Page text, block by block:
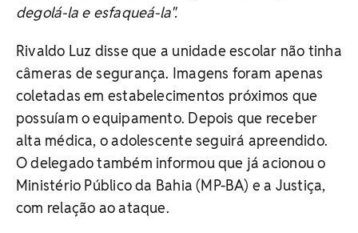
degolá-la e esfaqueá-la".
Rivaldo Luz disse que a unidade escolar não tinha
câmeras de segurança. Imagens foram apenas
coletadas em estabelecimentos próximos que
possuíam o equipamento. Depois que receber
alta médica, o adolescente seguirá apreendido.
O delegado também informou que já acionou o
Ministério Público da Bahia (MP-BA) e a Justiça,
com relação ao ataque.